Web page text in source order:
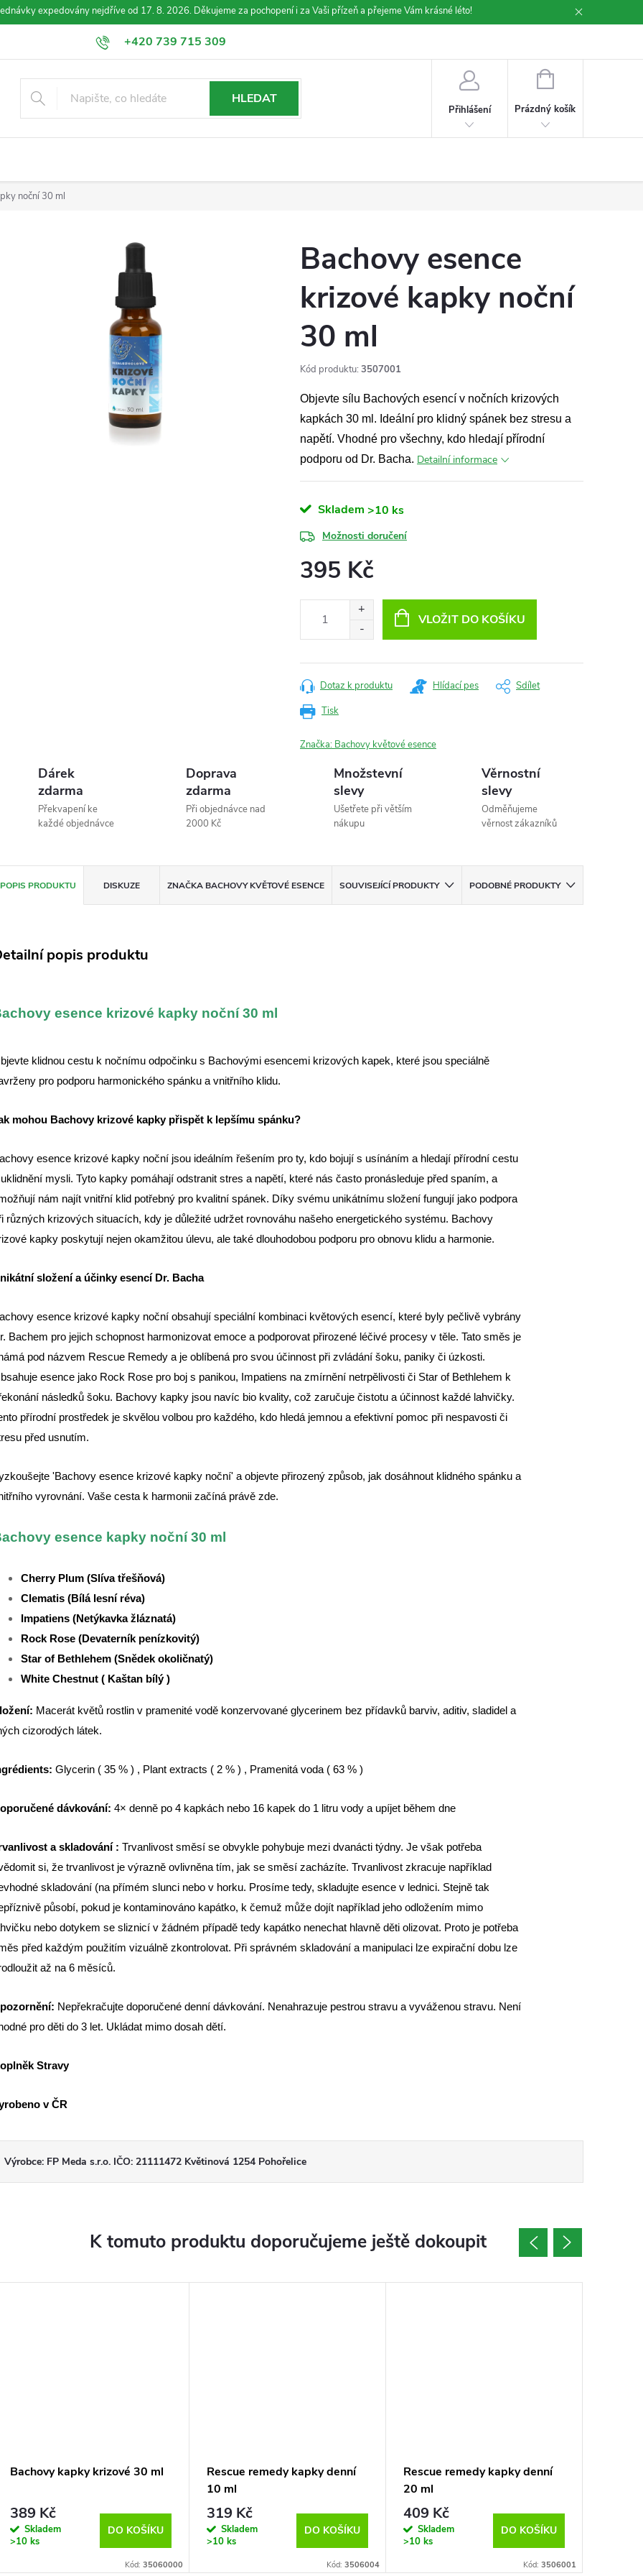
expedovány nejdříve od 17. 8. 2026. Děkujeme za pochopení i za Vaši přízeň a přejeme Vám krásné léto!
+420 739 715 309
info@esence-bachovy.com
HLEDAT
Přihlášení
NÁKUPNÍ
Prázdný košík
noční 30 ml
Bachovy esence
krizové kapky noční
30 ml
Kód produktu: 3507001
Objevte sílu Bachových esencí v nočních krizových
kapkách 30 ml. Ideální pro klidný spánek bez stresu a
napětí. Vhodné pro všechny, kdo hledají přírodní
podporu od Dr. Bacha. Detailní informace
Skladem >10 ks
Možnosti doručení
395 Kč
VLOŽIT DO KOŠÍKU
Tisk
Dotaz k produktu Hlídací pes Sdílet
Značka: Bachovy květové esence
Dárek
zdarma
Překvapení ke
každé objednávce
Doprava
zdarma
Při objednávce nad
2000 Kč
Množstevní
slevy
Ušetřete při větším
nákupu
Věrnostní
slevy
Odměňujeme
věrnost zákazníků
POPIS PRODUKTU DISKUZE ZNAČKA BACHOVY KVĚTOVÉ ESENCE SOUVISEJÍCÍ PRODUKTY PODOBNÉ PRODUKTY
popis produktu
esence krizové kapky noční 30 ml
klidnou cestu k nočnímu odpočinku s Bachovými esencemi krizových kapek, které jsou speciálně
pro podporu harmonického spánku a vnitřního klidu.
mohou Bachovy krizové kapky přispět k lepšímu spánku?
esence krizové kapky noční jsou ideálním řešením pro ty, kdo bojují s usínáním a hledají přírodní cestu
mysli. Tyto kapky pomáhají odstranit stres a napětí, které nás často pronásleduje před spaním, a
nám najít vnitřní klid potřebný pro kvalitní spánek. Díky svému unikátnímu složení fungují jako podpora
různých krizových situacích, kdy je důležité udržet rovnováhu našeho energetického systému. Bachovy
kapky poskytují nejen okamžitou úlevu, ale také dlouhodobou podporu pro obnovu klidu a harmonie.
složení a účinky esencí Dr. Bacha
esence krizové kapky noční obsahují speciální kombinaci květových esencí, které byly pečlivě vybrány
Bachem pro jejich schopnost harmonizovat emoce a podporovat přirozené léčivé procesy v těle. Tato směs je
pod názvem Rescue Remedy a je oblíbená pro svou účinnost při zvládání šoku, paniky či úzkosti.
esence jako Rock Rose pro boj s panikou, Impatiens na zmírnění netrpělivosti či Star of Bethlehem k
následků šoku. Bachovy kapky jsou navíc bio kvality, což zaručuje čistotu a účinnost každé lahvičky.
přírodní prostředek je skvělou volbou pro každého, kdo hledá jemnou a efektivní pomoc při nespavosti či
před usnutím.
'Bachovy esence krizové kapky noční' a objevte přirozený způsob, jak dosáhnout klidného spánku a
vyrovnání. Vaše cesta k harmonii začíná právě zde.
esence kapky noční 30 ml
Cherry Plum (Slíva třešňová)
Clematis (Bílá lesní réva)
Impatiens (Netýkavka žláznatá)
Rock Rose (Devaterník penízkovitý)
Star of Bethlehem (Snědek okoličnatý)
White Chestnut ( Kaštan bílý )
Macerát květů rostlin v pramenité vodě konzervované glycerinem bez přídavků barviv, aditiv, sladidel a
cizorodých látek.
Glycerin ( 35 % ) , Plant extracts ( 2 % ) , Pramenitá voda ( 63 % )
dávkování: 4× denně po 4 kapkách nebo 16 kapek do 1 litru vody a upíjet během dne
a skladování : Trvanlivost směsí se obvykle pohybuje mezi dvanácti týdny. Je však potřeba
si, že trvanlivost je výrazně ovlivněna tím, jak se směsí zacházíte. Trvanlivost zkracuje například
skladování (na přímém slunci nebo v horku. Prosíme tedy, skladujte esence v lednici. Stejně tak
působí, pokud je kontaminováno kapátko, k čemuž může dojít například jeho odložením mimo
nebo dotykem se sliznicí v žádném případě tedy kapátko nenechat hlavně děti olizovat. Proto je potřeba
před každým použitím vizuálně zkontrolovat. Při správném skladování a manipulaci lze expirační dobu lze
až na 6 měsíců.
Nepřekračujte doporučené denní dávkování. Nenahrazuje pestrou stravu a vyváženou stravu. Není
pro děti do 3 let. Ukládat mimo dosah dětí.
Stravy
v ČR
Výrobce: FP Meda s.r.o. IČO: 21111472 Květinová 1254 Pohořelice
K tomuto produktu doporučujeme ještě dokoupit
Bachovy kapky krizové 30 ml
389 Kč
Skladem
>10 ks
DO KOŠÍKU
Kód: 35060000
Rescue remedy kapky denní
10 ml
319 Kč
Skladem
>10 ks
DO KOŠÍKU
Kód: 3506004
Rescue remedy kapky denní
20 ml
409 Kč
Skladem
>10 ks
DO KOŠÍKU
Kód: 3506001